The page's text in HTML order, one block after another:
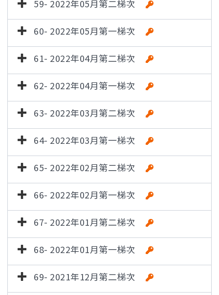
59- 2022年05月第二梯次
60- 2022年05月第一梯次
61- 2022年04月第二梯次
62- 2022年04月第一梯次
63- 2022年03月第二梯次
64- 2022年03月第一梯次
65- 2022年02月第二梯次
66- 2022年02月第一梯次
67- 2022年01月第二梯次
68- 2022年01月第一梯次
69- 2021年12月第二梯次